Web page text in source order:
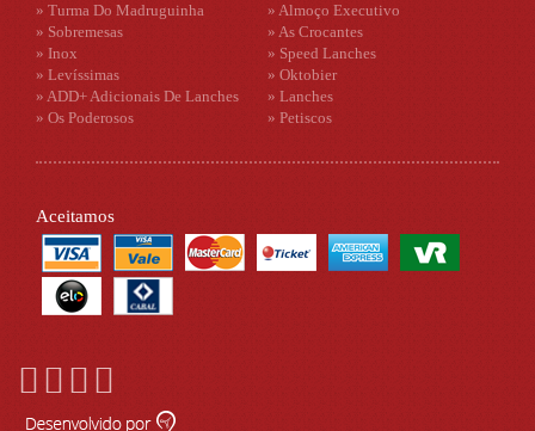
» Turma Do Madruguinha
» Almoço Executivo
» Sobremesas
» As Crocantes
» Inox
» Speed Lanches
» Levíssimas
» Oktobier
» ADD+ Adicionais De Lanches
» Lanches
» Os Poderosos
» Petiscos
Aceitamos